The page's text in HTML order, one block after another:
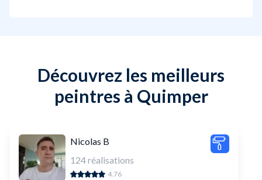
Découvrez les meilleurs
peintres à Quimper
Nicolas B
124réalisations
4.76